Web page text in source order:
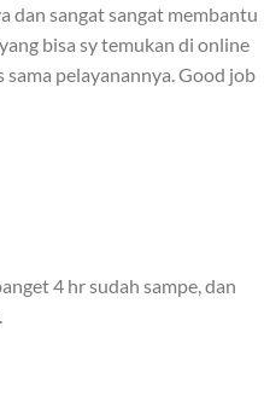
dan sangat sangat membantu
bisa sy temukan di online
pelayanannya. Good job
4 hr sudah sampe, dan